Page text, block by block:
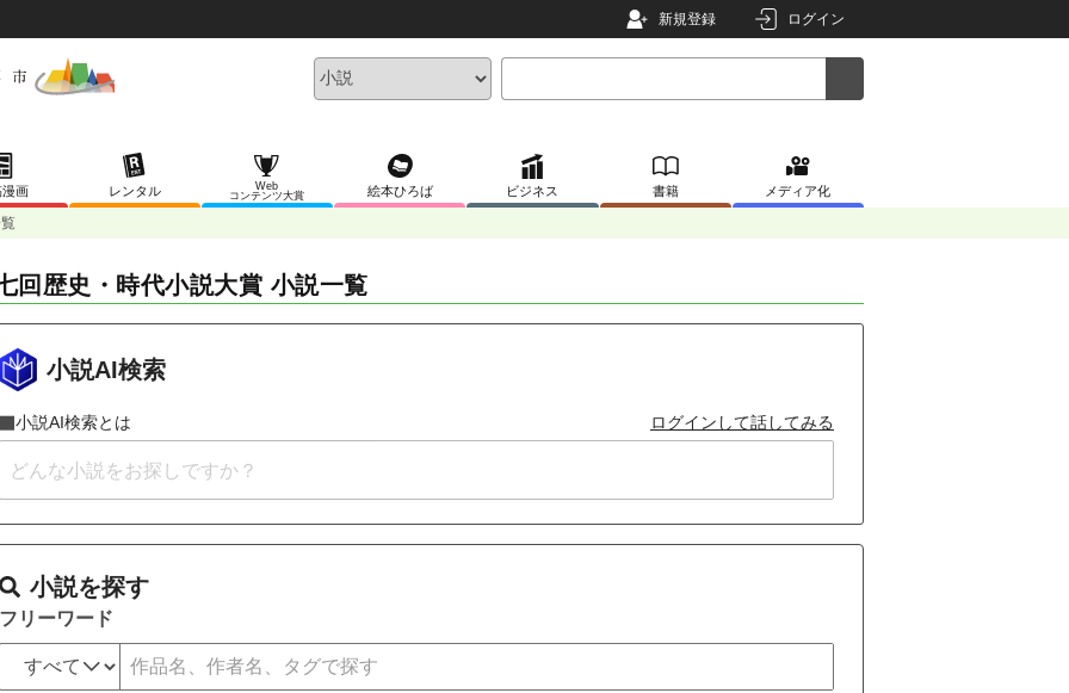
新規登録 ログイン
画 レンタル
Web
コンテンツ大賞
絵本ひろば ビジネス 書籍 メディア化
回歴史・時代小説大賞 小説一覧
小説AI検索
小説AI検索とは ログインして話してみる
小説を探す
フリーワード